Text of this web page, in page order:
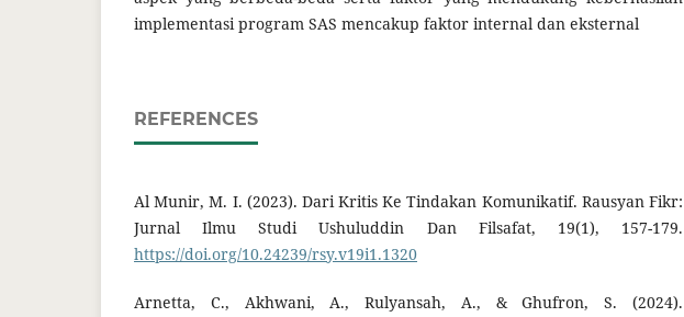
implementasi program SAS mencakup faktor internal dan eksternal
REFERENCES
Al Munir, M. I. (2023). Dari Kritis Ke Tindakan Komunikatif. Rausyan Fikr:
Jurnal Ilmu Studi Ushuluddin Dan Filsafat, 19(1), 157-179.
https://doi.org/10.24239/rsy.v19i1.1320
Arnetta, C., Akhwani, A., Rulyansah, A., & Ghufron, S. (2024).